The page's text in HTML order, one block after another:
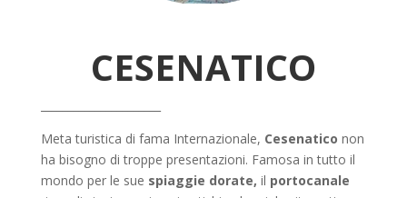
CESENATICO
Meta turistica di fama Internazionale, Cesenatico non
ha bisogno di troppe presentazioni. Famosa in tutto il
mondo per le sue spiaggie dorate, il portocanale